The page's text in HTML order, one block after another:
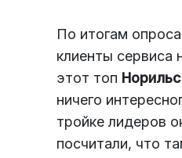
По итогам
клиенты сервиса
этот топ
ничего
тройке лидеров
посчитали, что